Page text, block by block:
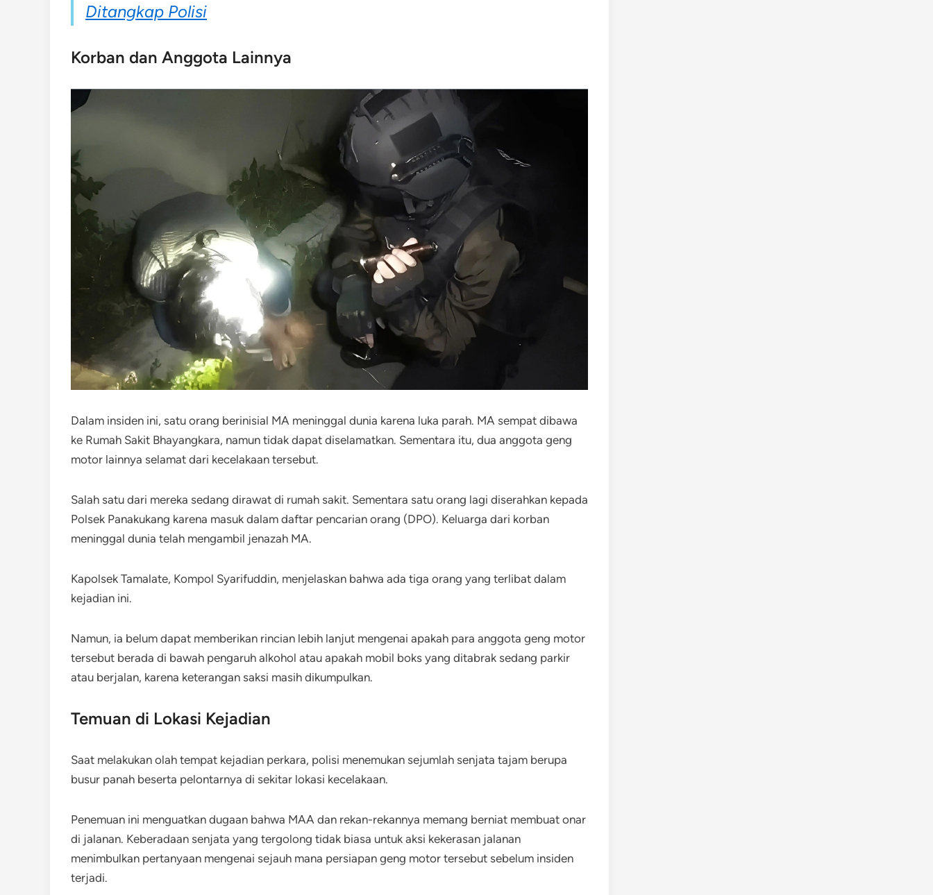
Ditangkap Polisi
Korban dan Anggota Lainnya
​Dalam insiden ini, satu orang berinisial MA meninggal dunia karena luka parah. ​MA sempat dibawa
ke Rumah Sakit Bhayangkara, namun tidak dapat diselamatkan. ​Sementara itu, dua anggota geng
motor lainnya selamat dari kecelakaan tersebut.
​Salah satu dari mereka sedang dirawat di rumah sakit. Sementara satu orang lagi diserahkan kepada
Polsek Panakukang karena masuk dalam daftar pencarian orang (DPO). ​Keluarga dari korban
meninggal dunia telah mengambil jenazah MA.
​Kapolsek Tamalate, Kompol Syarifuddin, menjelaskan bahwa ada tiga orang yang terlibat dalam
kejadian ini.
​Namun, ia belum dapat memberikan rincian lebih lanjut mengenai apakah para anggota geng motor
tersebut berada di bawah pengaruh alkohol atau apakah mobil boks yang ditabrak sedang parkir
atau berjalan, karena keterangan saksi masih dikumpulkan.
Temuan di Lokasi Kejadian
Saat melakukan olah tempat kejadian perkara, polisi menemukan sejumlah senjata tajam berupa
busur panah beserta pelontarnya di sekitar lokasi kecelakaan.
Penemuan ini menguatkan dugaan bahwa MAA dan rekan-rekannya memang berniat membuat onar
di jalanan. Keberadaan senjata yang tergolong tidak biasa untuk aksi kekerasan jalanan
menimbulkan pertanyaan mengenai sejauh mana persiapan geng motor tersebut sebelum insiden
terjadi.